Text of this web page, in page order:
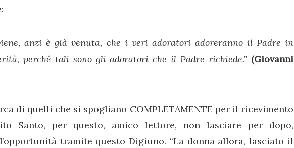
anzi è già venuta, che i veri adoratori adoreranno il Padre in
perché tali sono gli adoratori che il Padre richiede.” (Giovanni
di quelli che si spogliano COMPLETAMENTE per il ricevimento
Santo, per questo, amico lettore, non lasciare per dopo,
tramite questo Digiuno. “La donna allora, lasciato il